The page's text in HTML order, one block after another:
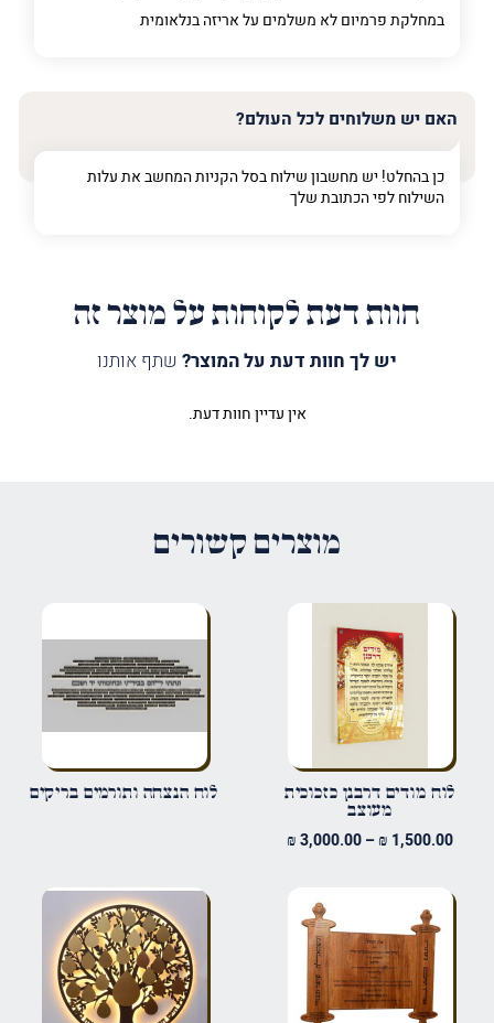
במחלקת פרמיוםלא משלמים על אריזה בנלאומית
האם יש משלוחים לכל העולם?
כן בהחלט! יש מחשבון שילוח בסל הקניות המחשב את עלות
השילוח לפי הכתובת שלך
חוות דעת לקוחות על מוצר זה
יש לך חוות דעת על המוצר? שתף אותנו
הביקורת שלך*
שם*
שמור בדפדפן זה את השם, האימייל והאתר שלי לפעם הבאה שאגיב.
אין עדיין חוות דעת.
מוצרים קשורים
לוח מודים דרבנן כזכוכית
מעוצב
₪ 1,500.00
–
₪3,000.00
לוח הנצחה ותורמים בריקים